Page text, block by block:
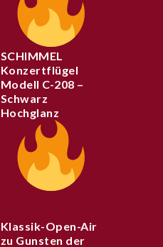
SCHIMMEL
Konzertflügel
Modell C-208 –
Schwarz
Hochglanz
Klassik-Open-Air
zu Gunsten der